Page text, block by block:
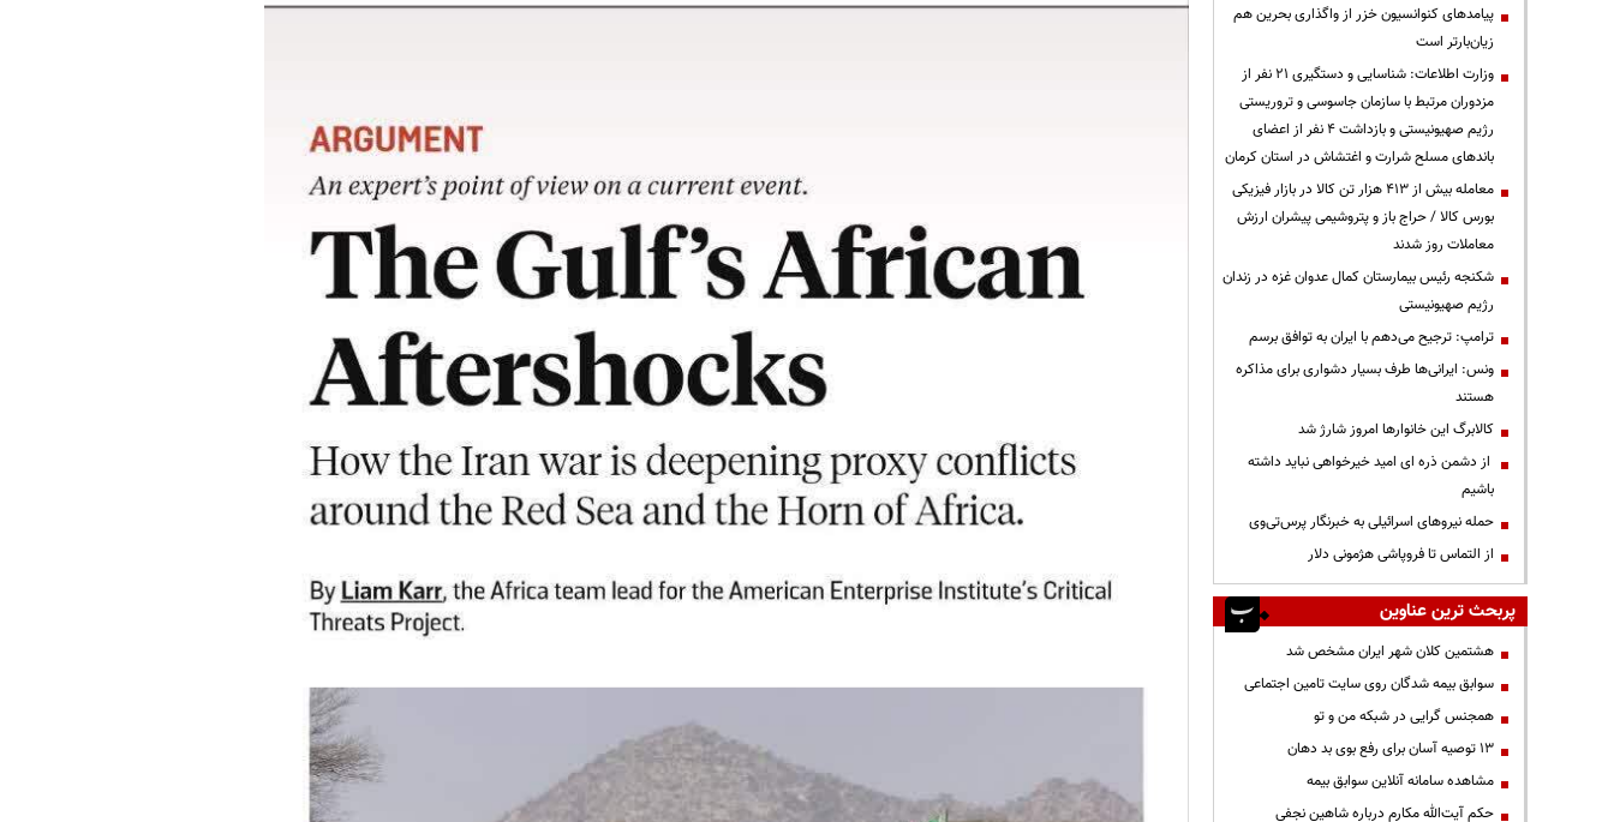
پیامدهای کنوانسیون خزر از واگذاری بحرین هم
زیان‌بارتر است
وزارت اطلاعات: شناسایی و دستگیری ۲۱ نفر از
مزدوران مرتبط با سازمان جاسوسی و تروریستی
رژیم صهیونیستی و بازداشت ۴ نفر از اعضای
باندهای مسلح شرارت و اغتشاش در استان کرمان
معامله بیش از ۴۱۳ هزار تن کالا در بازار فیزیکی
بورس کالا / حراج باز و پتروشیمی پیشران ارزش
معاملات روز شدند
شکنجه رئیس بیمارستان کمال عدوان غزه در زندان
رژیم صهیونیستی
ترامپ: ترجیح می‌دهم با ایران به توافق برسم
ونس: ایرانی‌ها طرف بسیار دشواری برای مذاکره
هستند
کالابرگ این خانوارها امروز شارژ شد
از دشمن ذره ای امید خیرخواهی نباید داشته
باشیم
حمله نیروهای اسرائیلی به خبرنگار پرس‌تی‌وی
از التماس تا فروپاشی هژمونی دلار
پربحث ترین عناوین
هشتمین کلان شهر ایران مشخص شد
سوابق بیمه شدگان روی سایت تامین اجتماعی
همجنس گرایی در شبکه من و تو
13 توصیه آسان برای رفع بوی بد دهان
مشاهده سامانه آنلاين سوابق بیمه
حكم آيت‌الله مكارم درباره شاهين نجفي